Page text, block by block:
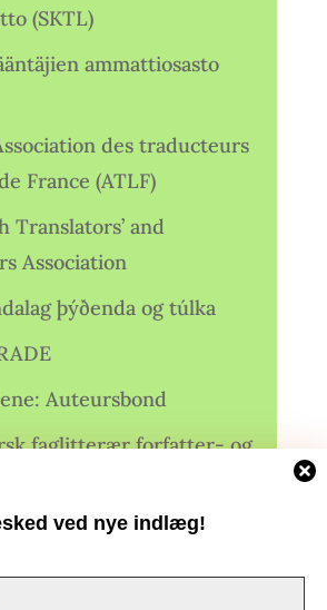
ved nye indlæg!
(SKTL)
ammattiosasto
des traducteurs
France (ATLF)
Translators’ and
Association
þýðenda og túlka
Auteursbond
faglitterær forfatter- og
Oversetterforening
Tłumaczy